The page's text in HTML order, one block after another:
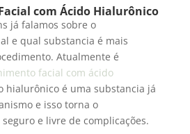
com Ácido Hialurônico
já falamos sobre o
e qual substancia é mais
Atualmente é
facial com ácido
hialurônico é uma substancia já
e isso torna o
e livre de complicações.